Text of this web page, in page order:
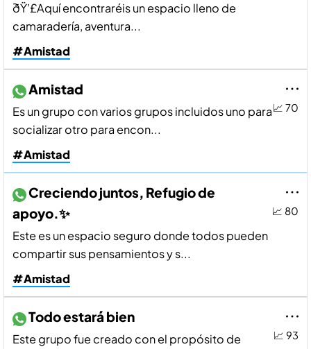
ðŸ’£Aquí­ encontraréis un espacio lleno de
camaraderí­a, aventura...
#Amistad
📈 70
Amistad
Es un grupo con varios grupos incluidos uno para
socializar otro para encon...
#Amistad
📈 80
Creciendo juntos, Refugio de
apoyo.✨️
Este es un espacio seguro donde todos pueden
compartir sus pensamientos y s...
#Amistad
📈 93
Todo estará bien
Este grupo fue creado con el propósito de